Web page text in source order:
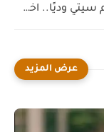
برشلونة يواجه برمنجهام سيتي وديًا.. اختبار جديد لهانز فليك قبل...